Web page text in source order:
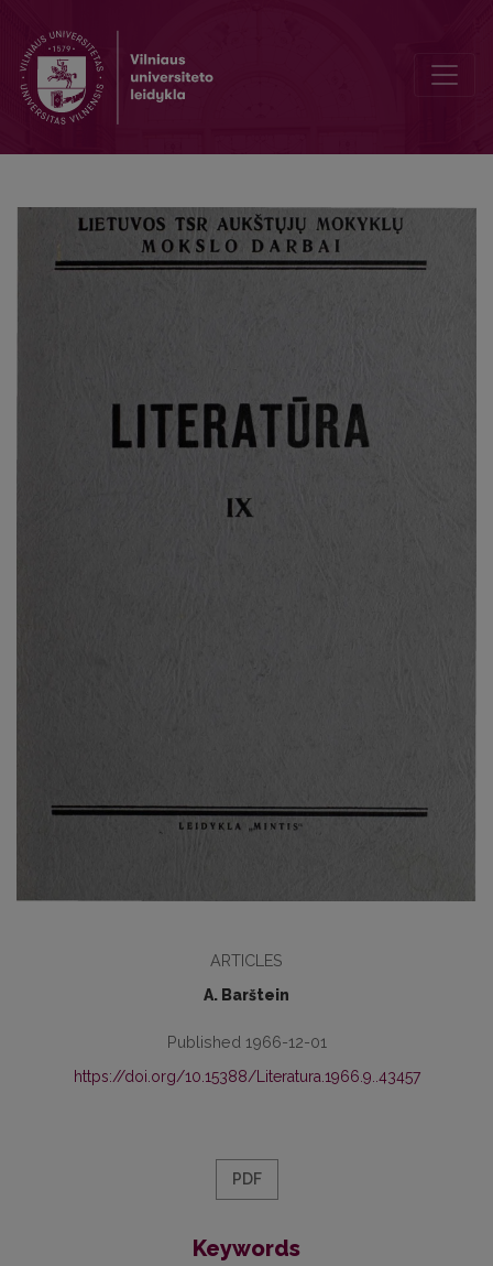
ARTICLES
A. Barštein
Published 1966-12-01
https://doi.org/10.15388/Literatura.1966.9..43457
PDF
Keywords